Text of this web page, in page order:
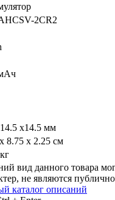
2CR2
x14.5 мм
8.75 x 2.25 см
вид данного товара
не являются
каталог описаний